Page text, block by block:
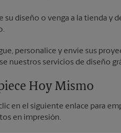
su diseño o venga a la tienda y
personalice y envíe sus
nuestros servicios de diseño
Hoy Mismo
en el siguiente enlace para
en impresión.